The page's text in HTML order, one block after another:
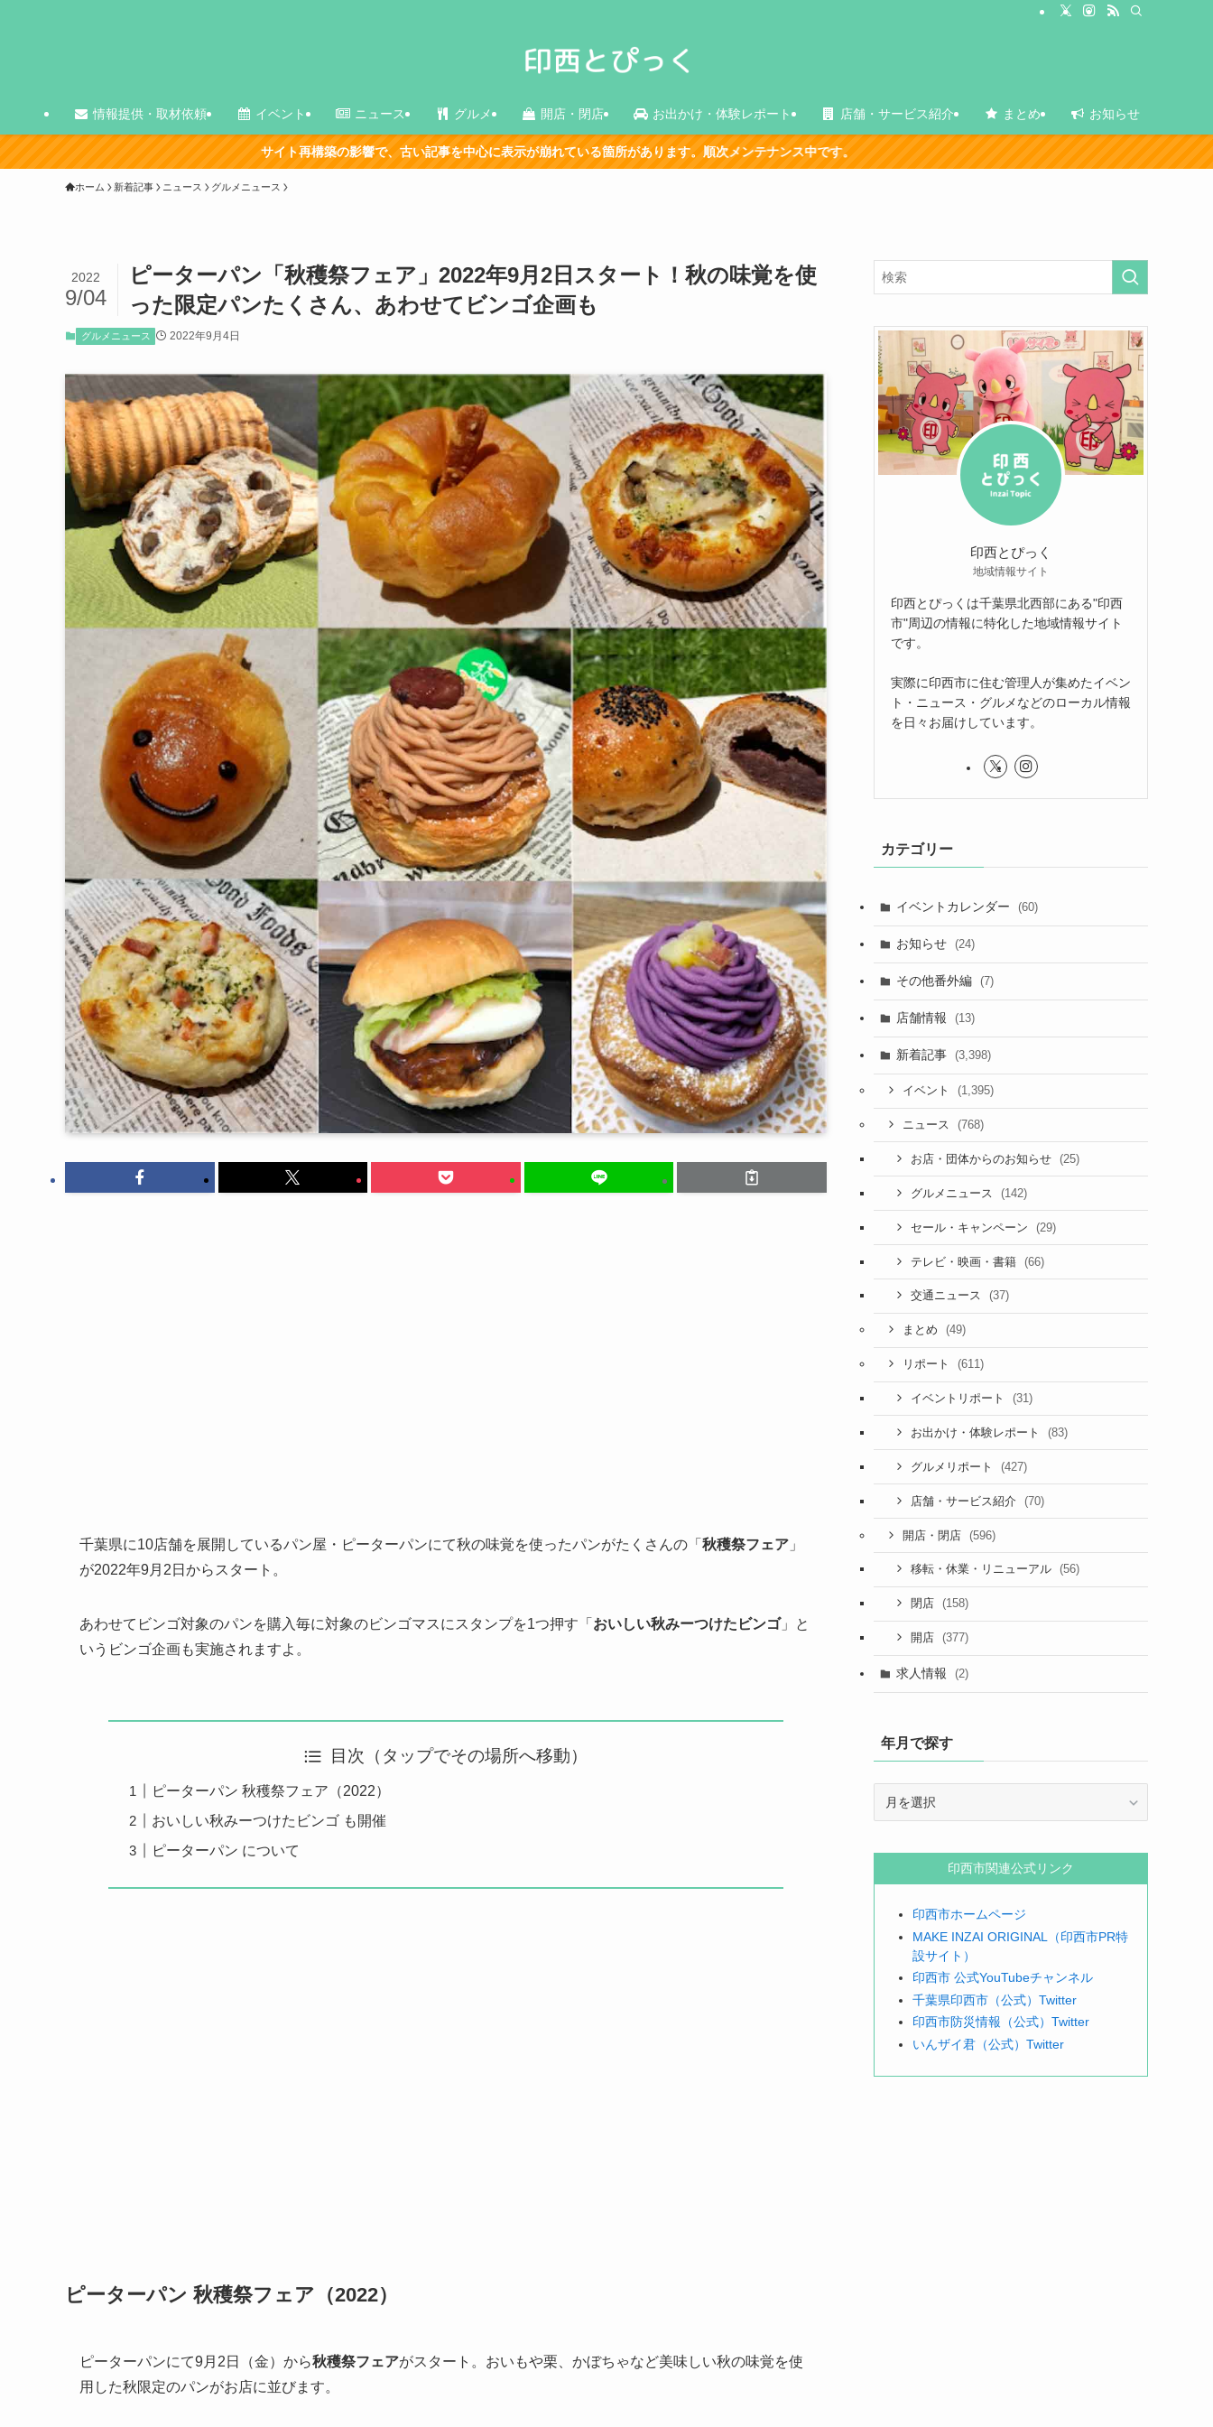
情報提供・取材依頼 イベント ニュース グルメ 開店・閉店 お出かけ・体験レポート 店舗・サービス紹介 まとめ お知らせ
サイト再構築の影響で、古い記事を中心に表示が崩れている箇所があります。順次メンテナンス中です。
ホーム 新着記事 ニュース グルメニュース
ピーターパン「秋穫祭フェア」2022年9月2日スタート！秋の味覚を使
った限定パンたくさん、あわせてビンゴ企画も
2022
9/04
グルメニュース 2022年9月4日
千葉県に10店舗を展開しているパン屋・ピーターパンにて秋の味覚を使ったパンがたくさんの「 秋穫祭フェア 」
が2022年9月2日からスタート。
あわせてビンゴ対象のパンを購入毎に対象のビンゴマスにスタンプを1つ押す「 おいしい秋みーつけたビンゴ」と
いうビンゴ企画も実施されますよ。
目次（タップでその場所へ移動）
ピーターパン 秋穫祭フェア（2022）
おいしい秋みーつけたビンゴ も開催
ピーターパン について
ピーターパン 秋穫祭フェア（2022）
ピーターパンにて9月2日（金）から秋穫祭フェアがスタート。おいもや栗、かぼちゃなど美味しい秋の味覚を使
用した秋限定のパンがお店に並びます。
印西とぴっく
地域情報サイト
印西とぴっくは千葉県北西部にある"印西
市"周辺の情報に特化した地域情報サイト
です。
実際に印西市に住む管理人が集めたイベン
ト・ニュース・グルメなどのローカル情報
を日々お届けしています。
カテゴリー
イベントカレンダー (60)
お知らせ (24)
その他番外編 (7)
店舗情報 (13)
新着記事 (3,398)
イベント (1,395)
ニュース (768)
お店・団体からのお知らせ (25)
グルメニュース (142)
セール・キャンペーン (29)
テレビ・映画・書籍 (66)
交通ニュース (37)
まとめ (49)
リポート (611)
イベントリポート (31)
お出かけ・体験レポート (83)
グルメリポート (427)
店舗・サービス紹介 (70)
開店・閉店 (596)
移転・休業・リニューアル (56)
閉店 (158)
開店 (377)
求人情報 (2)
年月で探す
探
印西市関連公式リンク
印西市ホームページ
MAKE INZAI ORIGINAL（印西市PR特
設サイト）
印西市 公式YouTubeチャンネル
千葉県印西市（公式）Twitter
印西市防災情報（公式）Twitter
いんザイ君（公式）Twitter